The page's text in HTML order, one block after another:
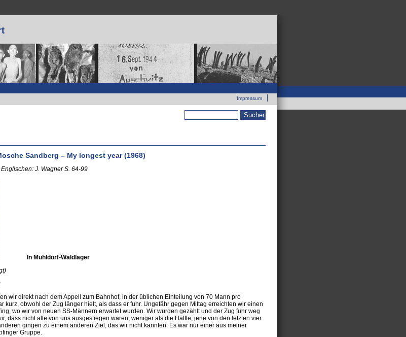
Impressum
Suchformular
Sandberg – My longest year (1968)
J. Wagner S. 64-99
In Mühldorf-Waldlager
wir direkt nach dem Appell zum Bahnhof, in der üblichen Einteilung von 70 Mann pro
kurz, obwohl der Zug länger hielt, als dass er fuhr. Ungefähr gegen Mittag erreichten wir einen
wo wir von neuen SS-Männern erwartet wurden. Wir wurden gezählt und der Zug fuhr weg
dass nicht alle von uns ausgestiegen waren, weniger als die Hälfte, jene von den letzten vier
gingen zu einem anderen Ziel, das wir nicht kannten. Es war nur einer aus meiner
Gruppe.